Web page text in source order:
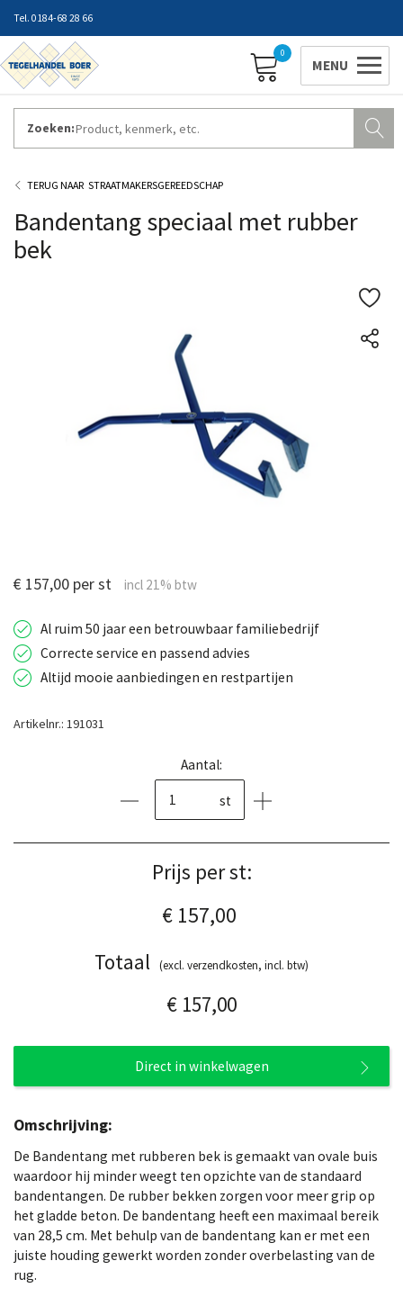
0184-68 28 66
0
Zoeken:
ZAKELIJK INLOGGEN
STRAATMAKERSGEREEDSCHAP
Bandentang speciaal met rubber
bek
€ 157,00 per st
Al ruim 50 jaar een betrouwbaar familiebedrijf
Correcte service en passend advies
Altijd mooie aanbiedingen en restpartijen
Artikelnr.: 191031
Aantal:
st
Prijs per st:
€ 157,00
Totaal
(excl. verzendkosten, incl. btw)
€ 157,00
Direct in winkelwagen
Omschrijving:
De Bandentang met rubberen bek is gemaakt van ovale buis
waardoor hij minder weegt ten opzichte van de standaard
bandentangen. De rubber bekken zorgen voor meer grip op
het gladde beton. De bandentang heeft een maximaal bereik
van 28,5 cm. Met behulp van de bandentang kan er met een
juiste houding gewerkt worden zonder overbelasting van de
rug.